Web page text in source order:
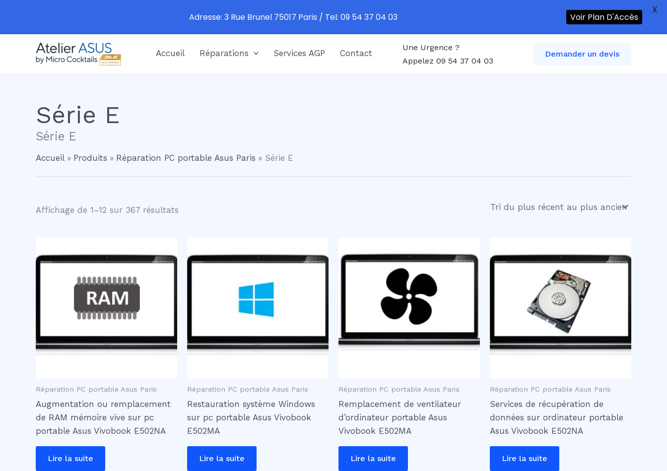
Accueil Réparations Services AGP Contact
Une Urgence ?
Appelez 09 54 37 04 03
Demander un devis
Série E
Série E
Accueil Produits Réparation PC portable Asus Paris Série E
Affichage de 1–12 sur 367 résultats
ancien
Réparation PC portable Asus Paris
Augmentation ou remplacement
de RAM mémoire vive sur pc
portable Asus Vivobook E502NA
Lire la suite
Réparation PC portable Asus Paris
Restauration système Windows
sur pc portable Asus Vivobook
E502MA
Lire la suite
Réparation PC portable Asus Paris
Remplacement de ventilateur
d’ordinateur portable Asus
Vivobook E502MA
Lire la suite
Réparation PC portable Asus Paris
Services de récupération de
données sur ordinateur portable
Asus Vivobook E502NA
Lire la suite
Adresse: 3 Rue Brunel 75017 Paris / Tel: 09 54 37 04 03 Voir Plan D'Accès
X